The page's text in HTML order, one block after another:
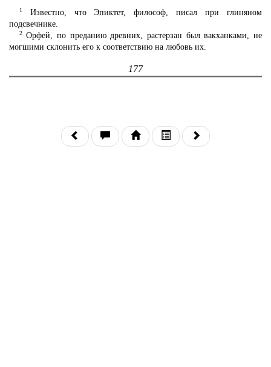
1Известно, что Эпиктет, философ, писал при глиняном
подсвечнике.
2Орфей, по преданию древних, растерзан был вакханками, не
могшими склонить его к соответствию на любовь их.
177